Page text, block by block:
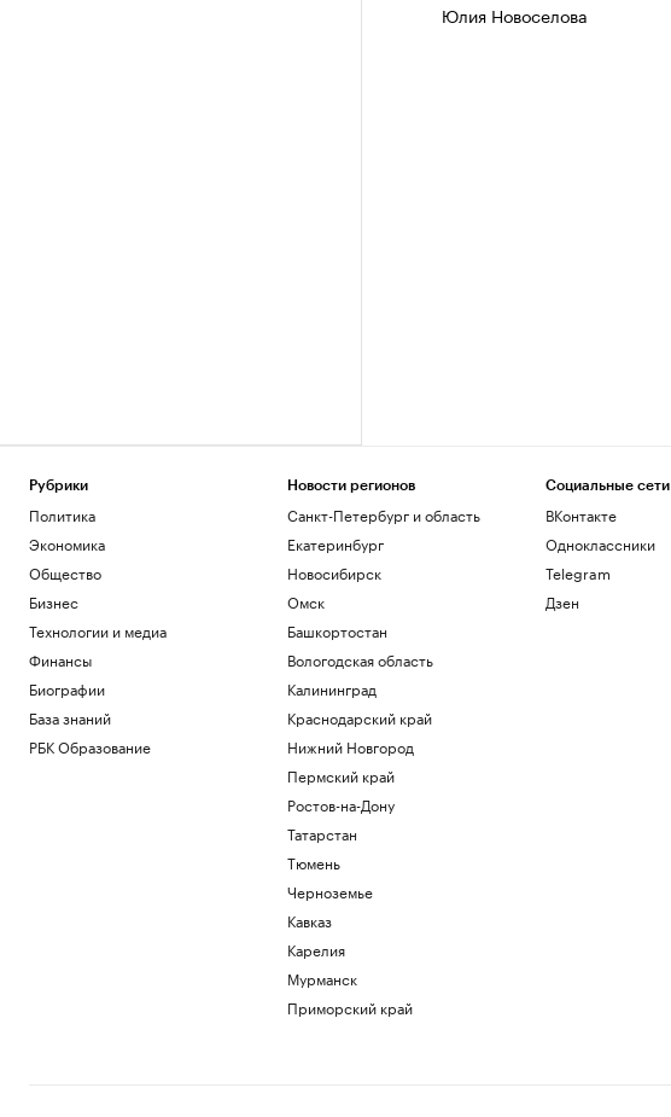
Юлия Новоселова
Рубрики
Политика
Экономика
Общество
Бизнес
Технологии и медиа
Финансы
Биографии
База знаний
РБК Образование
Новости регионов
Санкт-Петербург и область
Екатеринбург
Новосибирск
Омск
Башкортостан
Вологодская область
Калининград
Краснодарский край
Нижний Новгород
Пермский край
Ростов-на-Дону
Татарстан
Тюмень
Черноземье
Кавказ
Карелия
Мурманск
Приморский край
Социальные сети
ВКонтакте
Одноклассники
Telegram
Дзен